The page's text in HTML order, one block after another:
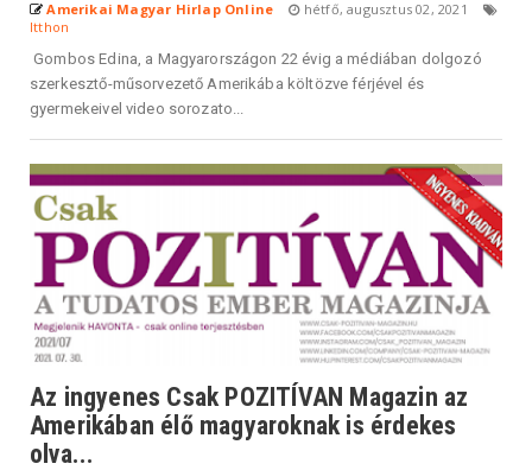
Amerikai Magyar Hirlap Online
hétfő, augusztus 02, 2021
Itthon
Gombos Edina, a Magyarországon 22 évig a médiában dolgozó
szerkesztő-műsorvezető Amerikába költözve férjével és
gyermekeivel video sorozato...
Az ingyenes Csak POZITÍVAN Magazin az
Amerikában élő magyaroknak is érdekes
olva...